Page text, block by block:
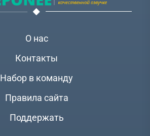
О нас
Контакты
Набор в команду
Правила сайта
Поддержать